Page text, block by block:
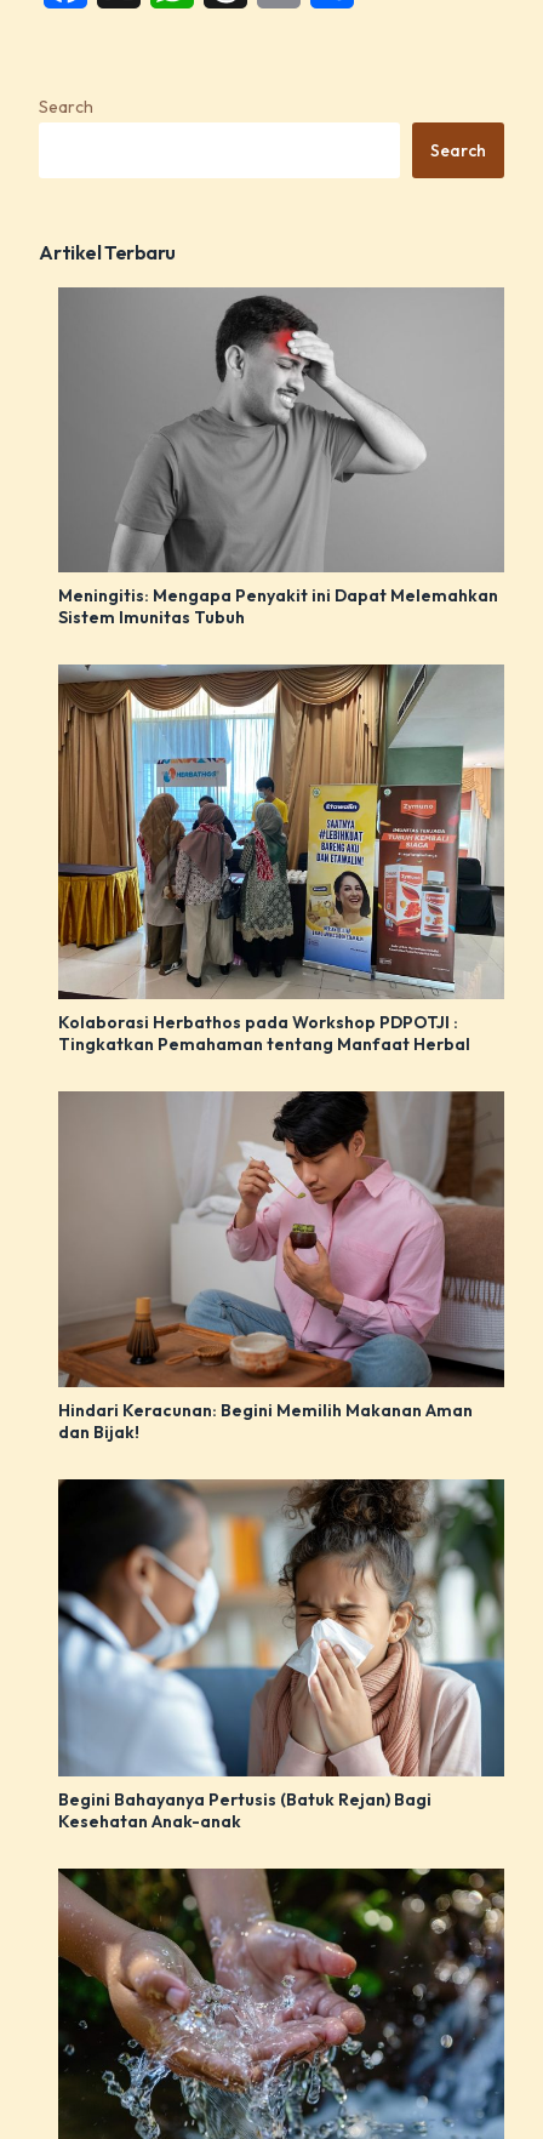
Search
Search
Artikel Terbaru
Meningitis: Mengapa Penyakit ini Dapat Melemahkan
Sistem Imunitas Tubuh
Kolaborasi Herbathos pada Workshop PDPOTJI :
Tingkatkan Pemahaman tentang Manfaat Herbal
Hindari Keracunan: Begini Memilih Makanan Aman
dan Bijak!
Begini Bahayanya Pertusis (Batuk Rejan) Bagi
Kesehatan Anak-anak